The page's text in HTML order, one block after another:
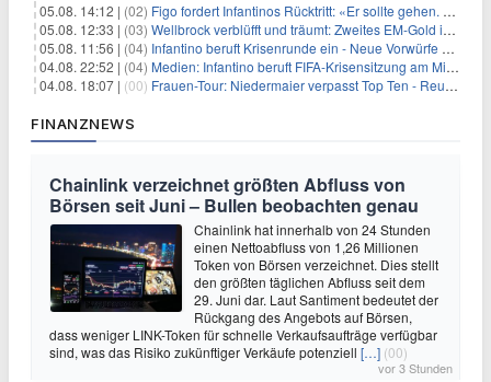
05.08. 14:12 | (02) Figo fordert Infantinos Rücktritt: «Er sollte gehen. Jetzt»
05.08. 12:33 | (03) Wellbrock verblüfft und träumt: Zweites EM-Gold in Paris
05.08. 11:56 | (04) Infantino beruft Krisenrunde ein - Neue Vorwürfe gegen FIFA
04.08. 22:52 | (04) Medien: Infantino beruft FIFA-Krisensitzung am Mittwoch ein
04.08. 18:07 | (00) Frauen-Tour: Niedermaier verpasst Top Ten - Reusser siegt
FINANZNEWS
Chainlink verzeichnet größten Abfluss von
Börsen seit Juni – Bullen beobachten genau
Chainlink hat innerhalb von 24 Stunden
einen Nettoabfluss von 1,26 Millionen
Token von Börsen verzeichnet. Dies stellt
den größten täglichen Abfluss seit dem
29. Juni dar. Laut Santiment bedeutet der
Rückgang des Angebots auf Börsen,
dass weniger LINK-Token für schnelle Verkaufsaufträge verfügbar
sind, was das Risiko zukünftiger Verkäufe potenziell […] (00)
vor 3 Stunden